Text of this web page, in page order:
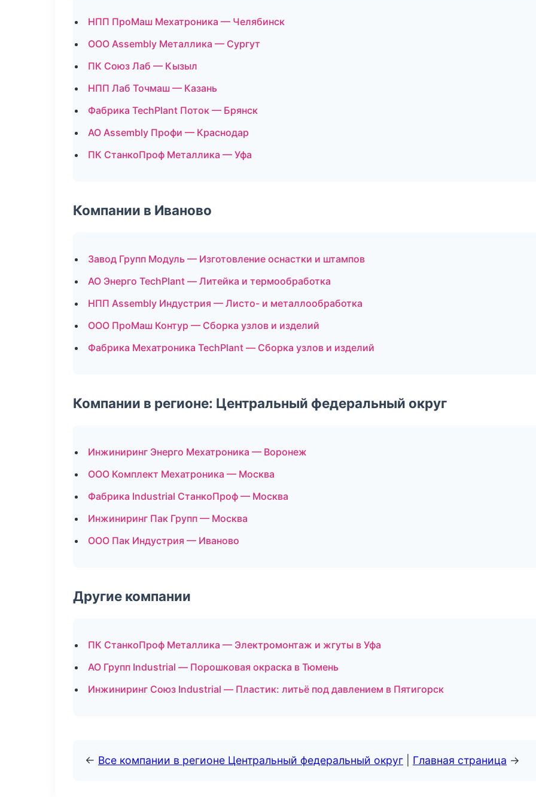
НПП ПроМаш Мехатроника — Челябинск
ООО Assembly Металлика — Сургут
ПК Союз Лаб — Кызыл
НПП Лаб Точмаш — Казань
Фабрика TechPlant Поток — Брянск
АО Assembly Профи — Краснодар
ПК СтанкоПроф Металлика — Уфа
Компании в Иваново
Завод Групп Модуль — Изготовление оснастки и штампов
АО Энерго TechPlant — Литейка и термообработка
НПП Assembly Индустрия — Листо- и металлообработка
ООО ПроМаш Контур — Сборка узлов и изделий
Фабрика Мехатроника TechPlant — Сборка узлов и изделий
Компании в регионе: Центральный федеральный округ
Инжиниринг Энерго Мехатроника — Воронеж
ООО Комплект Мехатроника — Москва
Фабрика Industrial СтанкоПроф — Москва
Инжиниринг Пак Групп — Москва
ООО Пак Индустрия — Иваново
Другие компании
ПК СтанкоПроф Металлика — Электромонтаж и жгуты в Уфа
АО Групп Industrial — Порошковая окраска в Тюмень
Инжиниринг Союз Industrial — Пластик: литьё под давлением в Пятигорск
← Все компании в регионе Центральный федеральный округ Главная страница →